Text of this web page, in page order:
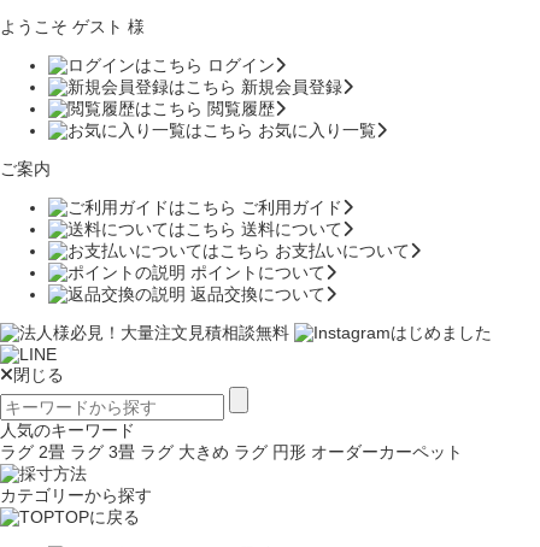
ようこそ ゲスト 様
ログイン
新規会員登録
閲覧履歴
お気に入り一覧
ご案内
ご利用ガイド
送料について
お支払いについて
ポイントについて
返品交換について
閉じる
人気のキーワード
ラグ 2畳 ラグ 3畳 ラグ 大きめ ラグ 円形 オーダーカーペット
カテゴリーから探す
TOPに戻る